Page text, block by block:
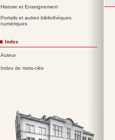
Histoire et Enseignement
Portails et autres bibliothèques
numériques
Index
Auteur
Index de mots-clés